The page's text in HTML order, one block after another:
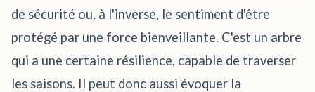
de sécurité ou, à l'inverse, le sentiment d'être
protégé par une force bienveillante. C'est un arbre
qui a une certaine résilience, capable de traverser
les saisons. Il peut donc aussi évoquer la